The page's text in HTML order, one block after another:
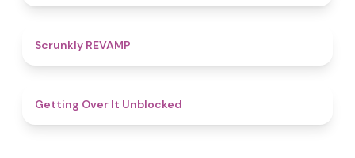
Scrunkly REVAMP
Getting Over It Unblocked